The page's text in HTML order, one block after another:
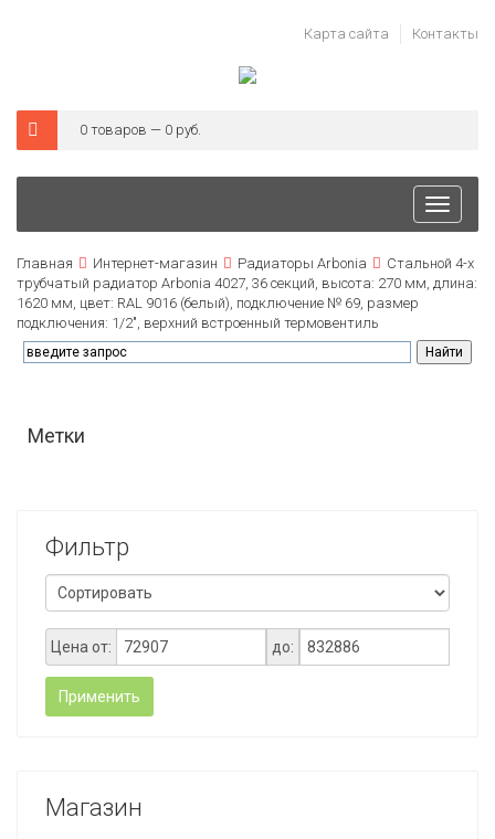
Карта сайта Контакты
0 товаров — 0 руб.
Toggle
Главная Интернет-магазин Радиаторы Arbonia
Стальной 4-х
трубчатый радиатор Arbonia 4027, 36 секций, высота: 270 мм, длина:
1620 мм, цвет: RAL 9016 (белый), подключение № 69, размер
подключения: 1/2", верхний встроенный термовентиль
Метки
Фильтр
Цена от: до:
Применить
Магазин